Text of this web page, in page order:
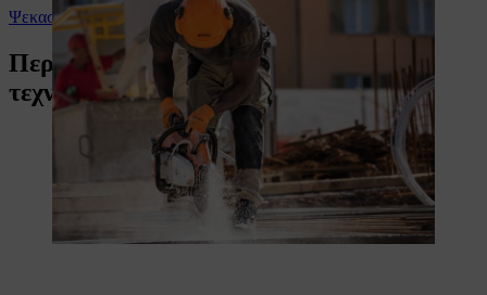
Ψεκασμός
Περισσότερα για τους λάτρεις της
τεχνολογίας